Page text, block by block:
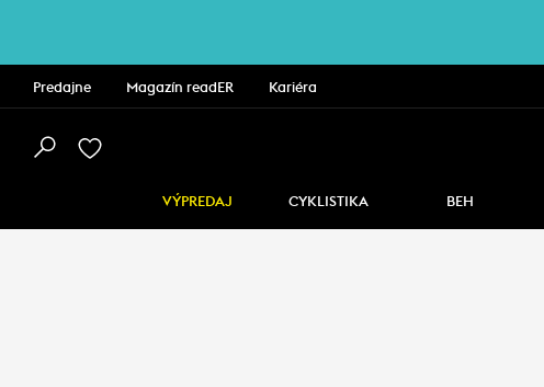
Predajne Magazín readER Kariéra
VÝPREDAJ CYKLISTIKA BEH